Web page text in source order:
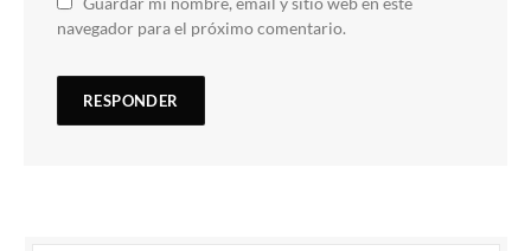
navegador para el próximo comentario.